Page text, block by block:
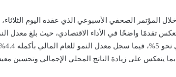
المؤتمر الصحفي الأسبوعي الذي عقده اليوم الثلاثاء،
تقدمًا واضحًا في الأداء الاقتصادي، حيث بلغ معدل
بما ينعكس على زيادة الناتج المحلي الإجمالي وتحسين